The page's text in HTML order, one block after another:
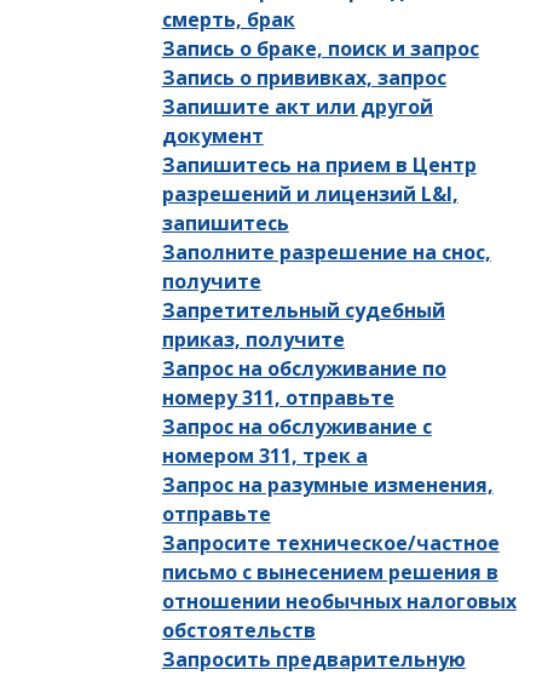
смерть, брак
Запись о браке, поиск и запрос
Запись о прививках, запрос
Запишите акт или другой
документ
Запишитесь на прием в Центр
разрешений и лицензий L&I,
запишитесь
Заполните разрешение на снос,
получите
Запретительный судебный
приказ, получите
Запрос на обслуживание по
номеру 311, отправьте
Запрос на обслуживание с
номером 311, трек a
Запрос на разумные изменения,
отправьте
Запросите техническое/частное
письмо с вынесением решения в
отношении необычных налоговых
обстоятельств
Запросить предварительную